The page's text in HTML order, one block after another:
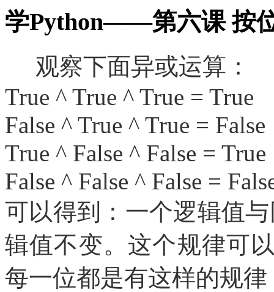
学Python——第六课 按
观察下面异或运算：
True ^ True ^ True = True
False ^ True ^ True = False
True ^ False ^ False = True
False ^ False ^ False =
可以得到：一个逻辑值
辑值不变。这个规律可
每一位都是有这样的规